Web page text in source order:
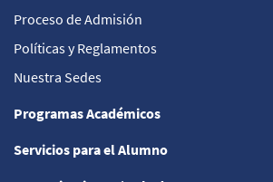
Proceso de Admisión
Políticas y Reglamentos
Nuestra Sedes
Programas Académicos
Servicios para el Alumno